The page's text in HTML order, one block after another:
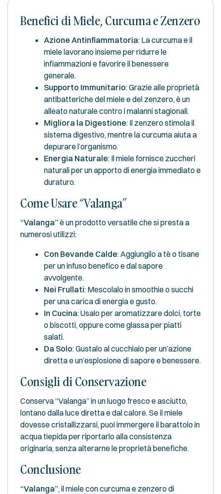
Benefici di Miele, Curcuma e Zenzero
Azione Antinfiammatoria: La curcuma e il
miele lavorano insieme per ridurre le
infiammazioni e favorire il benessere
generale.
Supporto Immunitario: Grazie alle proprietà
antibatteriche del miele e del zenzero, è un
alleato naturale contro i malanni stagionali.
Migliora la Digestione: Il zenzero stimola il
sistema digestivo, mentre la curcuma aiuta a
depurare l’organismo.
Energia Naturale: Il miele fornisce zuccheri
naturali per un apporto di energia immediato e
duraturo.
Come Usare “Valanga”
“Valanga” è un prodotto versatile che si presta a
numerosi utilizzi:
Con Bevande Calde: Aggiungilo a tè o tisane
per un infuso benefico e dal sapore
avvolgente.
Nei Frullati: Mescolalo in smoothie o succhi
per una carica di energia e gusto.
In Cucina: Usalo per aromatizzare dolci, torte
o biscotti, oppure come glassa per piatti
salati.
Da Solo: Gustalo al cucchiaio per un’azione
diretta e un’esplosione di sapore e benessere.
Consigli di Conservazione
Conserva “Valanga” in un luogo fresco e asciutto,
lontano dalla luce diretta e dal calore. Se il miele
dovesse cristallizzarsi, puoi immergere il barattolo in
acqua tiepida per riportarlo alla consistenza
originaria, senza alterarne le proprietà benefiche.
Conclusione
“Valanga”, il miele con curcuma e zenzero di